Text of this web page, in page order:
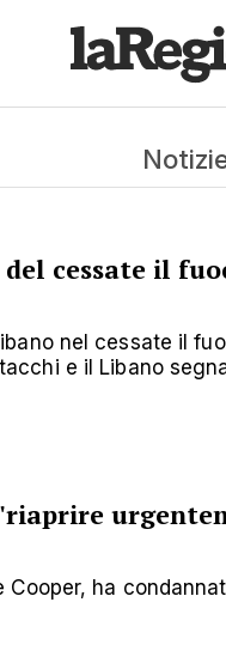
cessate il
nel cessate il
e il Libano
ha